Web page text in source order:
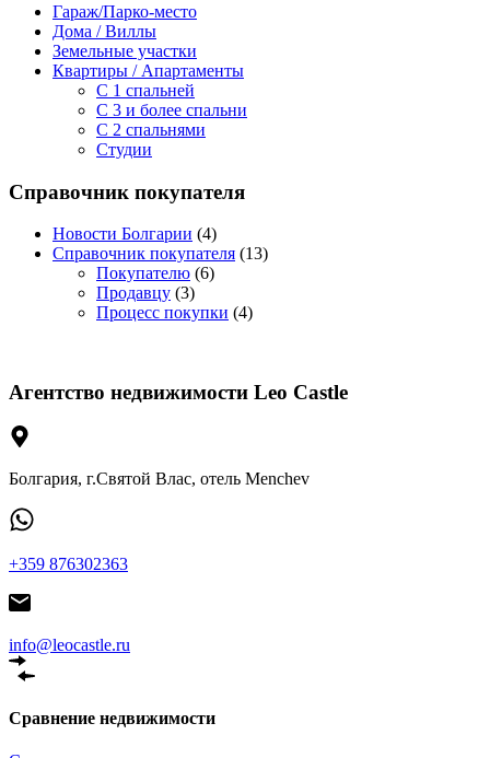
Гараж/Парко-место
Дома / Виллы
Земельные участки
Квартиры / Апартаменты
C 1 спальней
C 3 и более спальни
С 2 спальнями
Студии
Справочник покупателя
Новости Болгарии (4)
Справочник покупателя (13)
Покупателю (6)
Продавцу (3)
Процесс покупки (4)
Агентство недвижимости Leo Castle
Болгария, г.Святой Влас, отель Menchev
+359 876302363
info@leocastle.ru
Сравнение недвижимости